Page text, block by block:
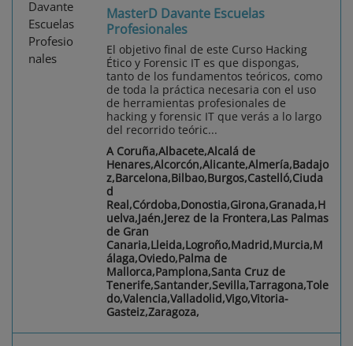
MasterD Davante Escuelas
Profesionales
El objetivo final de este Curso Hacking
Ético y Forensic IT es que dispongas,
tanto de los fundamentos teóricos, como
de toda la práctica necesaria con el uso
de herramientas profesionales de
hacking y forensic IT que verás a lo largo
del recorrido teóric...
A Coruña,Albacete,Alcalá de
Henares,Alcorcón,Alicante,Almería,Badajo
z,Barcelona,Bilbao,Burgos,Castelló,Ciuda
d
Real,Córdoba,Donostia,Girona,Granada,H
uelva,Jaén,Jerez de la Frontera,Las Palmas
de Gran
Canaria,Lleida,Logroño,Madrid,Murcia,M
álaga,Oviedo,Palma de
Mallorca,Pamplona,Santa Cruz de
Tenerife,Santander,Sevilla,Tarragona,Tole
do,Valencia,Valladolid,Vigo,Vitoria-
Gasteiz,Zaragoza,